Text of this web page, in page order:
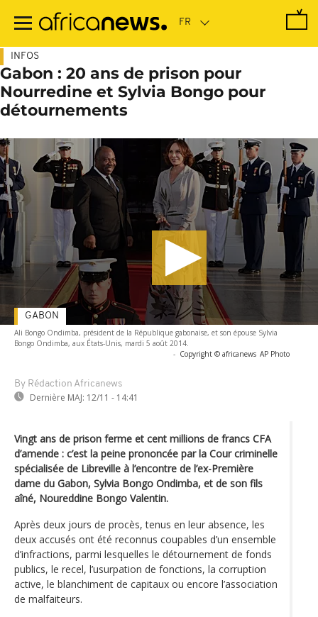
contenu
INFOS
Gabon : 20 ans de prison pour
Nourredine et Sylvia Bongo pour
détournements
Ali Bongo Ondimba, président de la République gabonaise, et son épouse Sylvia
Bongo Ondimba, aux États-Unis, mardi 5 août 2014.
- Copyright © africanews AP Photo
By Rédaction Africanews
Dernière MAJ: 12/11 - 14:41
GABON
Vingt ans de prison ferme et cent millions de francs CFA
d’amende : c’est la peine prononcée par la Cour criminelle
spécialisée de Libreville à l’encontre de l’ex-Première
dame du Gabon, Sylvia Bongo Ondimba, et de son fils
aîné, Noureddine Bongo Valentin.
Après deux jours de procès, tenus en leur absence, les
deux accusés ont été reconnus coupables d’un ensemble
d’infractions, parmi lesquelles le détournement de fonds
publics, le recel, l’usurpation de fonctions, la corruption
active, le blanchiment de capitaux ou encore l’association
de malfaiteurs.